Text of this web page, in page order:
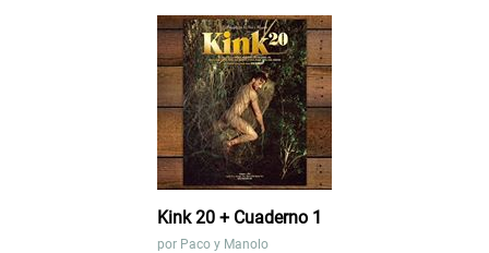
Kink 20 + Cuaderno 1
por Paco y Manolo